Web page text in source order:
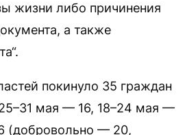
жизни либо причинения
а также
покинуло 35 граждан
мая — 16, 18–24 мая —
(добровольно — 20,